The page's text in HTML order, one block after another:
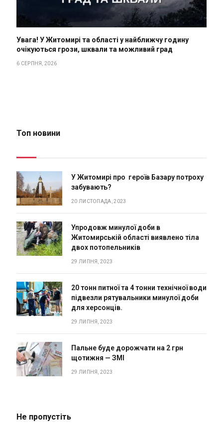
Увага! У Житомирі та області у найближчу годину
очікуються грози, шквали та можливий град
6 СЕРПНЯ, 2026
Топ новини
У Житомирі про героїв Базару потроху
забувають?
20 ЛИСТОПАДА, 2023
Упродовж минулої доби в
Житомирській області виявлено тіла
двох потопельників
29 ЛИПНЯ, 2023
20 тонн питної та 4 тонни технічної води
підвезли рятувальники минулої доби
для херсонців.
29 ЛИПНЯ, 2023
Пальне буде дорожчати на 2 грн
щотижня — ЗМІ
29 ЛИПНЯ, 2023
Не пропустіть